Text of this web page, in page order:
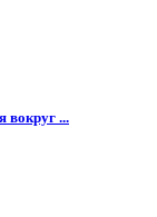
вокруг ...